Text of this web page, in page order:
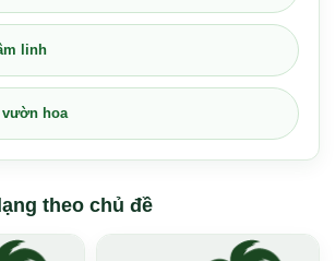
linh
vườn hoa
theo chủ đề